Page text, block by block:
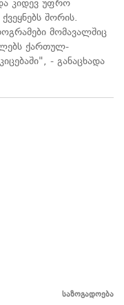
კიდევ უფრო
შორის.
მომავალშიც
ქართულ-
- განაცხადა
საზოგადოება